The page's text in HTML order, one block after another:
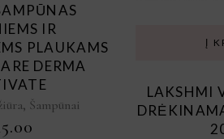
IR
PLAUKAMS
DERMA
, Šampūnai
Į
LAKSHMI